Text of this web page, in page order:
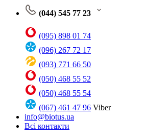
(044) 545 77 23
(095) 898 01 74
(096) 267 72 17
(093) 771 66 50
(050) 468 55 52
(050) 468 55 54
(067) 461 47 96 Viber
info@biotus.ua
Всі контакти